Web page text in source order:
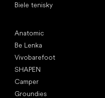
Biele tenisky
Anatomic
Be Lenka
Vivobarefoot
SHAPEN
Camper
Groundies